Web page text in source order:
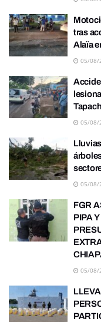
tras
Alaïa
05/08/
05/08/
05/08/
FGR
PIPA
05/08/